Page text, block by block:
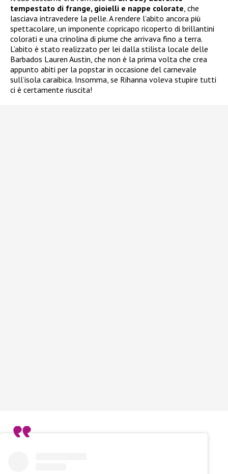
tempestato di frange, gioielli e nappe colorate, che
lasciava intravedere la pelle. A rendere l’abito ancora più
spettacolare, un imponente copricapo ricoperto di brillantini
colorati e una crinolina di piume che arrivava fino a terra.
L’abito è stato realizzato per lei dalla stilista locale delle
Barbados Lauren Austin, che non è la prima volta che crea
appunto abiti per la popstar in occasione del carnevale
sull’isola caraibica. Insomma, se Rihanna voleva stupire tutti
ci è certamente riuscita!